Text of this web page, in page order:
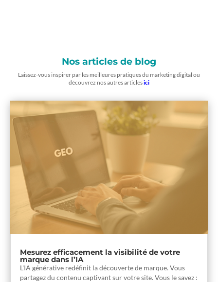
Nos articles de blog
Laissez-vous inspirer par les meilleures pratiques du marketing digital ou
découvrez nos autres articlesici
Mesurez efficacement la visibilité de votre
marque dans l’IA
L'IA générative redéfinit la découverte de marque. Vous
partagez du contenu captivant sur votre site. Vous le savez :